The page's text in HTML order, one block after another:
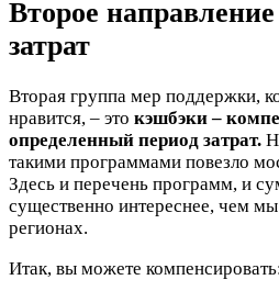
Второе
затрат
Вторая группа мер поддержки,
нравится, – это кэшбэки –
определенный период затрат.
такими программами повезло
Здесь и перечень программ, и
существенно интереснее, чем
регионах.
Итак, вы можете